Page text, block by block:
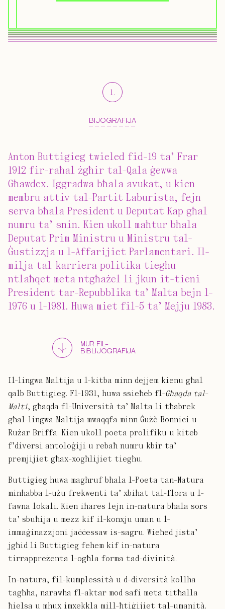
1.
BIJOGRAFIJA
Anton Buttigieg twieled fid-19 ta’ Frar
1912 fir-raħal żgħir tal-Qala ġewwa
Għawdex. Iggradwa bħala avukat, u kien
membru attiv tal-Partit Laburista, fejn
serva bħala President u Deputat Kap għal
numru ta’ snin. Kien ukoll maħtur bħala
Deputat Prim Ministru u Ministru tal-
Ġustizzja u l-Affarijiet Parlamentari. Il-
milja tal-karriera politika tiegħu
ntlaħqet meta ntgħażel li jkun it-tieni
President tar-Repubblika ta’ Malta bejn l-
1976 u l-1981. Huwa miet fil-5 ta’ Mejju 1983.
MUR FIL-
BIBLIJOGRAFIJA
Il-lingwa Maltija u l-kitba minn dejjem kienu għal
qalb Buttigieg. Fl-1931, huwa ssieħeb fl-Għaqda tal-
Malti, għaqda fl-Università ta’ Malta li tħabrek
għal-lingwa Maltija mwaqqfa minn Ġużè Bonnici u
Rużar Briffa. Kien ukoll poeta prolifiku u kiteb
f’diversi antoloġiji u rebaħ numru kbir ta’
premjijiet għax-xogħlijiet tiegħu.
Buttigieg huwa magħruf bħala l-Poeta tan-Natura
minħabba l-użu frekwenti ta’ xbihat tal-flora u l-
fawna lokali. Kien iħares lejn in-natura bħala sors
ta’ sbuħija u mezz kif il-konxju uman u l-
immaġinazzjoni jaċċessaw is-sagru. Wieħed jista’
jgħid li Buttigieg fehem kif in-natura
tirrappreżenta l-ogħla forma tad-divinità.
In-natura, fil-kumplessità u d-diversità kollha
tagħha, narawha fl-aktar mod safi meta titħalla
ħielsa u mhux imxekkla mill-ħtiġijiet tal-umanità.